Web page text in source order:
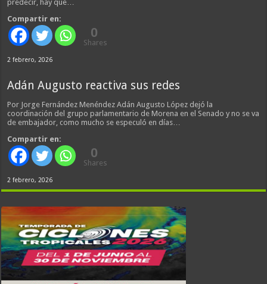
predecir, hay que…
Compartir en:
0
Shares
2 febrero, 2026
Adán Augusto reactiva sus redes
Por Jorge Fernández Menéndez Adán Augusto López dejó la
coordinación del grupo parlamentario de Morena en el Senado y no se va
de embajador, como mucho se especuló en días…
Compartir en:
0
Shares
2 febrero, 2026